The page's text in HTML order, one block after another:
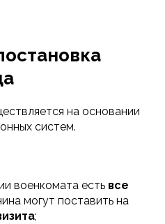
на основании
систем.
военкомата есть все
могут поставить на
;